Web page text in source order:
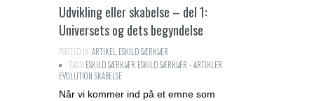
Udvikling eller skabelse – del 1:
Universets og dets begyndelse
POSTED IN:ARTIKEL,ESKILD SÆRKJÆR
TAGS:ESKILD SÆRKJÆR,ESKILD SÆRKJÆR – ARTIKLER,
EVOLUTION,SKABELSE
Når vi kommer ind på et emne som